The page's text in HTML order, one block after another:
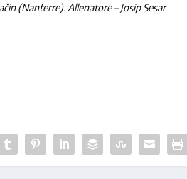
(Nanterre). Allenatore – Josip Sesar